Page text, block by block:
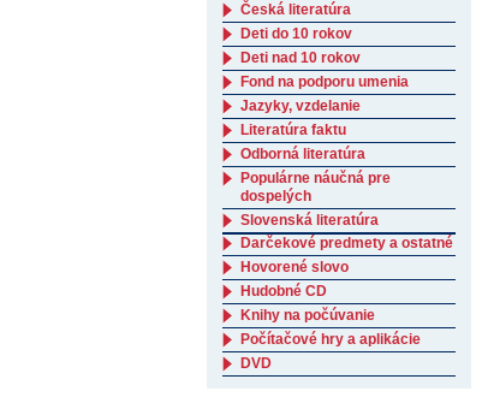
Česká literatúra
Deti do 10 rokov
Deti nad 10 rokov
Fond na podporu umenia
Jazyky, vzdelanie
Literatúra faktu
Odborná literatúra
Populárne náučná pre
dospelých
Slovenská literatúra
Darčekové predmety a ostatné
Hovorené slovo
Hudobné CD
Knihy na počúvanie
Počítačové hry a aplikácie
DVD